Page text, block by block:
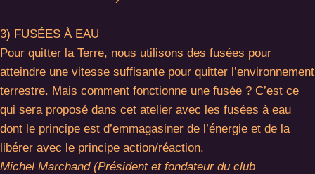
3) FUSÉES À EAU
Pour quitter la Terre, nous utilisons des fusées pour
atteindre une vitesse suffisante pour quitter l’environnement
terrestre. Mais comment fonctionne une fusée ? C’est ce
qui sera proposé dans cet atelier avec les fusées à eau
dont le principe est d’emmagasiner de l’énergie et de la
libérer avec le principe action/réaction.
Michel Marchand (Président et fondateur du club